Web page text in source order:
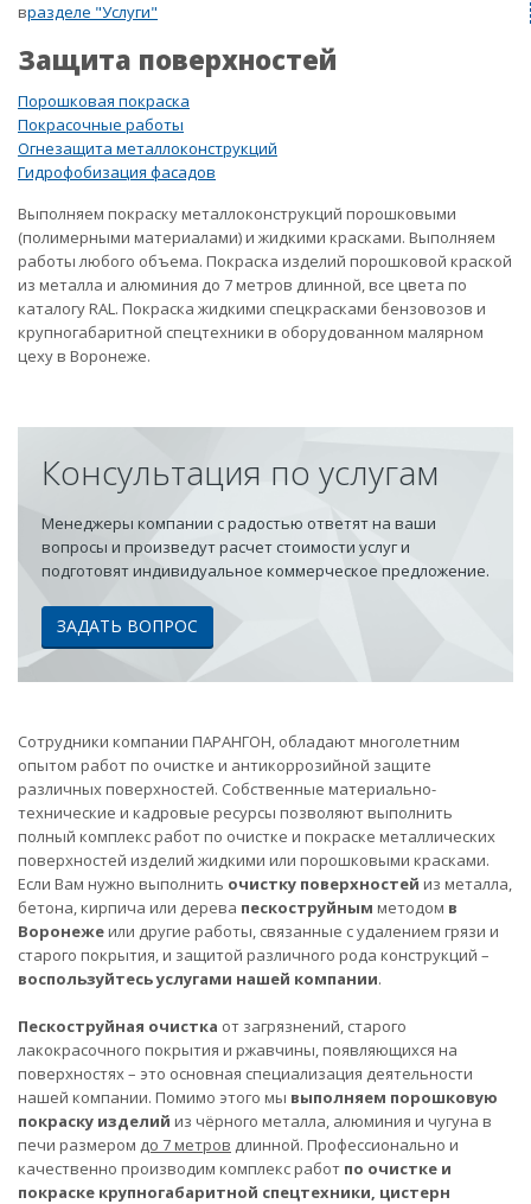
вразделе "Услуги"
Защита поверхностей
Порошковая покраска
Покрасочные работы
Огнезащита металлоконструкций
Гидрофобизация фасадов
Выполняем покраску металлоконструкций порошковыми
(полимерными материалами) и жидкими красками. Выполняем
работы любого объема. Покраска изделий порошковой краской
из металла и алюминия до 7 метров длинной, все цвета по
каталогу RAL. Покраска жидкими спецкрасками бензовозов и
крупногабаритной спецтехники в оборудованном малярном
цеху в Воронеже.
Консультация по услугам
Менеджеры компании с радостью ответят на ваши
вопросы и произведут расчет стоимости услуг и
подготовят индивидуальное коммерческое предложение.
ЗАДАТЬ ВОПРОС
Сотрудники компании ПАРАНГОН, обладают многолетним
опытом работ по очистке и антикоррозийной защите
различных поверхностей. Собственные материально-
технические и кадровые ресурсы позволяют выполнить
полный комплекс работ по очистке и покраске металлических
поверхностей изделий жидкими или порошковыми красками.
Если Вам нужно выполнить очистку поверхностей из металла,
бетона, кирпича или дерева пескоструйным методом в
Воронежеили другие работы, связанные с удалением грязи и
старого покрытия, и защитой различного рода конструкций –
воспользуйтесь услугами нашей компании.
Пескоструйная очистка от загрязнений, старого
лакокрасочного покрытия и ржавчины, появляющихся на
поверхностях – это основная специализация деятельности
нашей компании. Помимо этого мы выполняем порошковую
покраску изделий из чёрного металла, алюминия и чугуна в
печи размером до 7 метров длинной. Профессионально и
качественно производим комплекс работ по очистке и
покраске крупногабаритной спецтехники, цистерн